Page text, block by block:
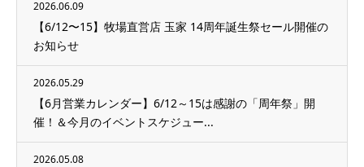
2026.06.09
【6/12〜15】牧場直営店 玉家 14周年誕生祭セール開催の
お知らせ
2026.05.29
【6月営業カレンダー】6/12～15は感謝の「周年祭」開
催！＆今月のイベントスケジュー...
2026.05.08